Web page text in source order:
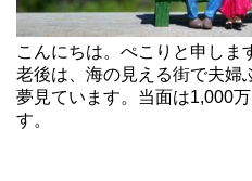
こんにちは。ぺこりと申しま
老後は、海の見える街で夫婦
夢見ています。当面は1,000
す。